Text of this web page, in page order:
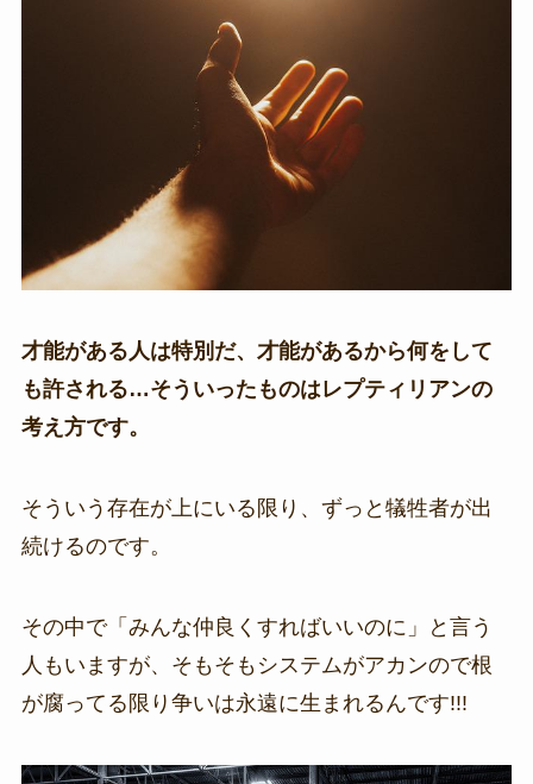
才能がある人は特別だ、才能があるから何をして
も許される…そういったものはレプティリアンの
考え方です。
そういう存在が上にいる限り、ずっと犠牲者が出
続けるのです。
その中で「みんな仲良くすればいいのに」と言う
人もいますが、そもそもシステムがアカンので根
が腐ってる限り争いは永遠に生まれるんです!!!